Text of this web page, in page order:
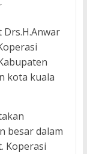
kota kuala
besar dalam
Koperasi